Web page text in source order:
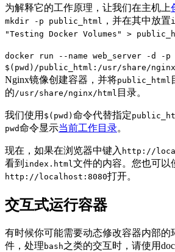
为解释它的工作原理，让我们在主机上
mkdir -p public_html ，并在其中放置
"Testing Docker Volumes" >
docker run --name web_server -d -p
$(pwd)/public_html:/usr/share/
Nginx镜像创建容器，并将public_html
的 /usr/share/nginx/html 目录。
我们使用 $(pwd) 命令代替指定
pwd命令显示当前工作目录。
现在，如果在浏览器中键入 http://
看到 index.html 文件的内容。您也可以
http://localhost:8080打开。
交互式运行容器
有时候你可能需要动态修改容器内部的
件，处理 bash之类的交互时，请使用